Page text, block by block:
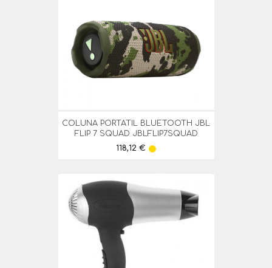
COLUNA PORTATIL BLUETOOTH JBL
FLIP 7 SQUAD JBLFLIP7SQUAD
Preço
118,12 € lens